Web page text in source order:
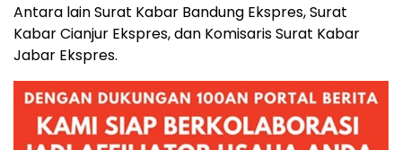
Antara lain Surat Kabar Bandung Ekspres, Surat
Kabar Cianjur Ekspres, dan Komisaris Surat Kabar
Jabar Ekspres.